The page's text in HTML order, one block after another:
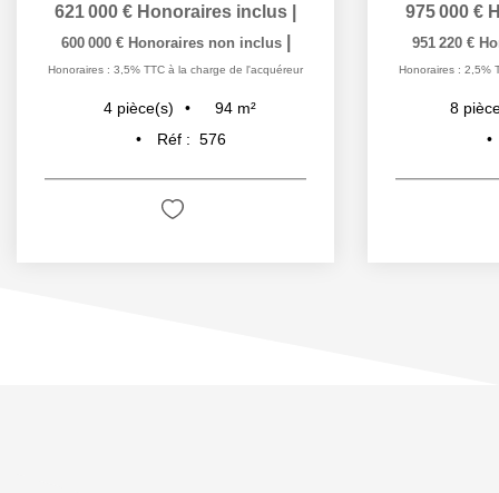
621 000 € Honoraires inclus
600 000 € Honoraires non inclus
Honoraires : 3,5% TTC à la charge de l'acquéreur
4 pièce(s) 94 m²
Réf : 576
975 000 €
951 220 €
Honoraires : 2,5%
8